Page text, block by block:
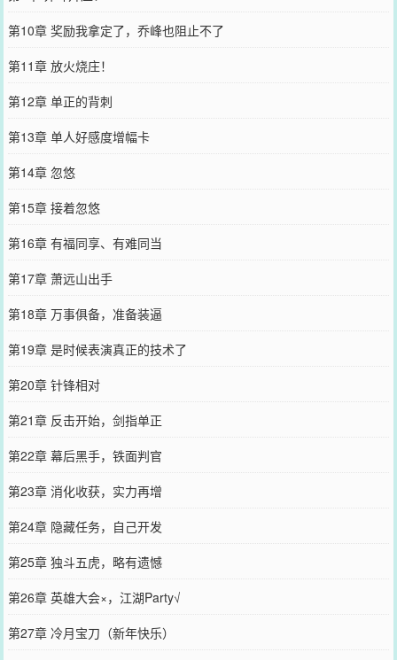
第10章 奖励我拿定了，乔峰也阻止不了
第11章 放火烧庄！
第12章 单正的背刺
第13章 单人好感度增幅卡
第14章 忽悠
第15章 接着忽悠
第16章 有福同享、有难同当
第17章 萧远山出手
第18章 万事俱备，准备装逼
第19章 是时候表演真正的技术了
第20章 针锋相对
第21章 反击开始，剑指单正
第22章 幕后黑手，铁面判官
第23章 消化收获，实力再增
第24章 隐藏任务，自己开发
第25章 独斗五虎，略有遗憾
第26章 英雄大会×，江湖Party√
第27章 冷月宝刀（新年快乐）